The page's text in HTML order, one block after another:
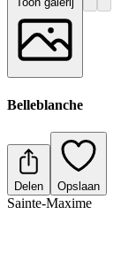
Belleblanche
Delen Opslaan
Sainte-Maxime